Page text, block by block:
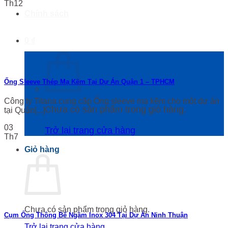
Chưa có sản phẩm trong giỏ hàng.
Trở lại trang cửa hàng
Giỏ hàng
Chưa có sản phẩm trong giỏ hàng.
Th12
Ống Sleeve Thép Mạ Kẽm Tại Dự Án Quận 1 – TPHCM
Công ty Titana cung cấp Ống sleeve mạ kẽm cho một dự án
tại Quận[...]
03
Th7
Cụm Ống Thông Bể Ngầm Inox 304 Tại Dự Án Ninh Thuận